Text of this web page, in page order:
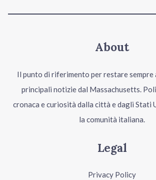
About
Il punto di riferimento per restare
principali notizie dal Massachusetts.
cronaca e curiosità dalla città e dagli Stati
la comunità italiana.
Legal
Privacy Policy